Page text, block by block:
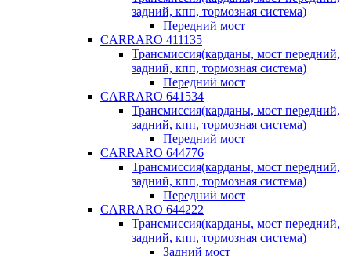
задний, кпп, тормозная система)
Передний мост
CARRARO 411135
Трансмиссия(карданы, мост передний,
задний, кпп, тормозная система)
Передний мост
CARRARO 641534
Трансмиссия(карданы, мост передний,
задний, кпп, тормозная система)
Передний мост
CARRARO 644776
Трансмиссия(карданы, мост передний,
задний, кпп, тормозная система)
Передний мост
CARRARO 644222
Трансмиссия(карданы, мост передний,
задний, кпп, тормозная система)
Задний мост